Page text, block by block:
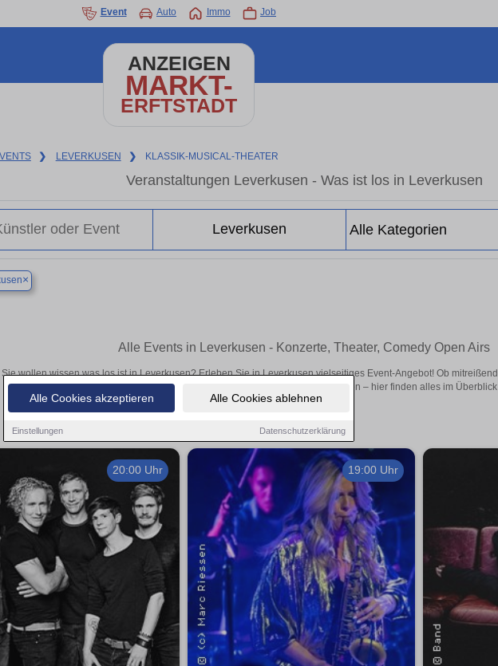
Alle Cookies akzeptieren Alle Cookies ablehnen
Einstellungen Datenschutzerklärung
Event Auto Immo Job
ANZEIGEN
MARKT-
ERFTSTADT
❯ LEVERKUSEN ❯ KLASSIK-MUSICAL-THEATER
Veranstaltungen Leverkusen - Was ist los in Leverkusen
×
Alle Events in Leverkusen - Konzerte, Theater, Comedy Open Airs
Sie wollen wissen was los ist in Leverkusen? Erleben Sie in Leverkusen vielseitiges Event-Angebot! Ob
Theateraufführungen oder aufregende Veranstaltungen in Leverkusen – hier finden alles im Überblick
20:00 Uhr 19:00 Uhr